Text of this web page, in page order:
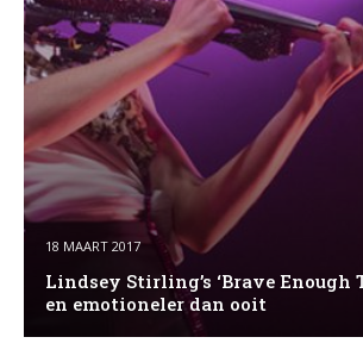
18 MAART 2017
Lindsey Stirling’s ‘Brave Enough
en emotioneler dan ooit